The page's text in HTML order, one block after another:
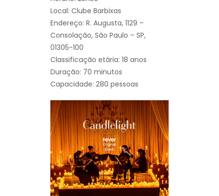
Local: Clube Barbixas
Endereço: R. Augusta, 1129 –
Consolação, São Paulo – SP,
01305-100
Classificação etária: 18 anos
Duração: 70 minutos
Capacidade: 280 pessoas